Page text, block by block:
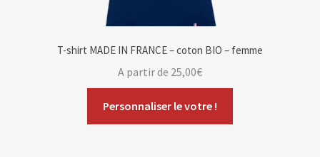
T-shirt MADE IN FRANCE – coton BIO – femme
Personnaliser le votre !
A partir de 25,00€